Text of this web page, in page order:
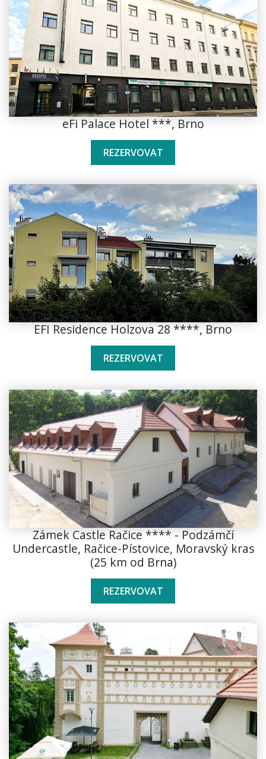
eFi Palace Hotel ***, Brno
REZERVOVAT
EFI Residence Holzova 28 ****, Brno
REZERVOVAT
Zámek Castle Račice **** - Podzámčí
Undercastle, Račice-Pístovice, Moravský kras
(25 km od Brna)
REZERVOVAT